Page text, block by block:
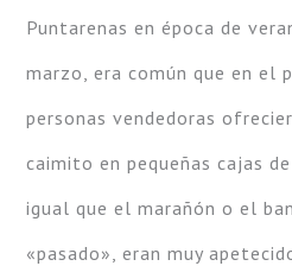
Puntarenas en época de
marzo, era común que en el
personas vendedoras
caimito en pequeñas cajas
igual que el marañón o el
«pasado», eran muy